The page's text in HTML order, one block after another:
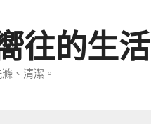
往的生活
、清潔。